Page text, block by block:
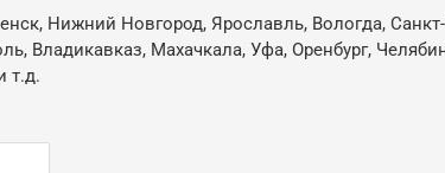
Нижний Новгород, Ярославль, Вологда, Санкт-
Владикавказ, Махачкала, Уфа, Оренбург,
т.д.